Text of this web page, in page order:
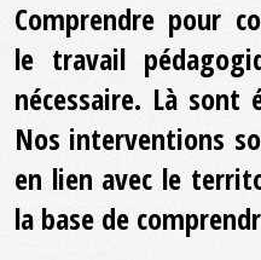
Comprendre pour
le travail
nécessaire. Là sont
Nos interventions
en lien avec le
la base de